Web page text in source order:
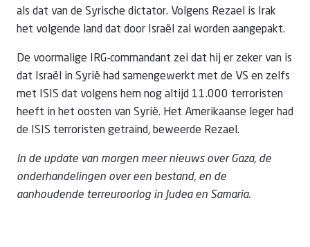
als dat van de Syrische dictator. Volgens Rezael is Irak
het volgende land dat door Israël zal worden aangepakt.
De voormalige IRG-commandant zei dat hij er zeker van is
dat Israël in Syrië had samengewerkt met de VS en zelfs
met ISIS dat volgens hem nog altijd 11.000 terroristen
heeft in het oosten van Syrië. Het Amerikaanse leger had
de ISIS terroristen getraind, beweerde Rezael.
In de update van morgen meer nieuws over Gaza, de
onderhandelingen over een bestand, en de
aanhoudende terreuroorlog in Judea en Samaria.